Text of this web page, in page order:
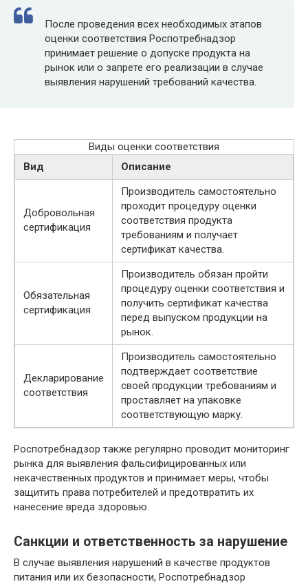
После проведения всех необходимых этапов
оценки соответствия Роспотребнадзор
принимает решение о допуске продукта на
рынок или о запрете его реализации в случае
выявления нарушений требований качества.
Виды оценки соответствия
Вид
Описание
Добровольная
сертификация
Производитель самостоятельно
проходит процедуру оценки
соответствия продукта
требованиям и получает
сертификат качества.
Обязательная
сертификация
Производитель обязан пройти
процедуру оценки соответствия и
получить сертификат качества
перед выпуском продукции на
рынок.
Декларирование
соответствия
Производитель самостоятельно
подтверждает соответствие
своей продукции требованиям и
проставляет на упаковке
соответствующую марку.
Роспотребнадзор также регулярно проводит мониторинг
рынка для выявления фальсифицированных или
некачественных продуктов и принимает меры, чтобы
защитить права потребителей и предотвратить их
нанесение вреда здоровью.
Санкции и ответственность за нарушение
В случае выявления нарушений в качестве продуктов
питания или их безопасности, Роспотребнадзор